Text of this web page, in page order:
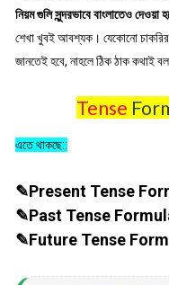
নিয়ম গুলি সুন্দরভাবে বাংলাতেও দেওয়া
শেখা খুবই আবশ্যক। যেকোনো চাকরির
জানতেই হবে, নাহলে ঠিক ঠাক কথাই
Tense
এতে থাকছে::
✎Present Tense
✎Past Tense
✎Future Tense